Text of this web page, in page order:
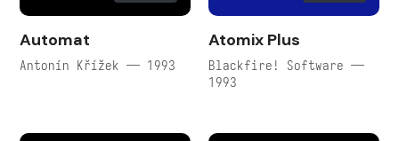
Automat
Antonín Křížek — 1993
Atomix Plus
Blackfire! Software —
1993